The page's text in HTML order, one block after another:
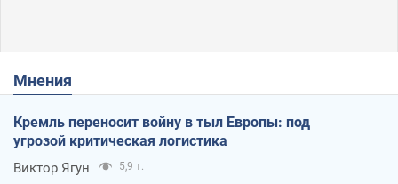
Мнения
Кремль переносит войну в тыл Европы: под
угрозой критическая логистика
Виктор Ягун 5,9 т.